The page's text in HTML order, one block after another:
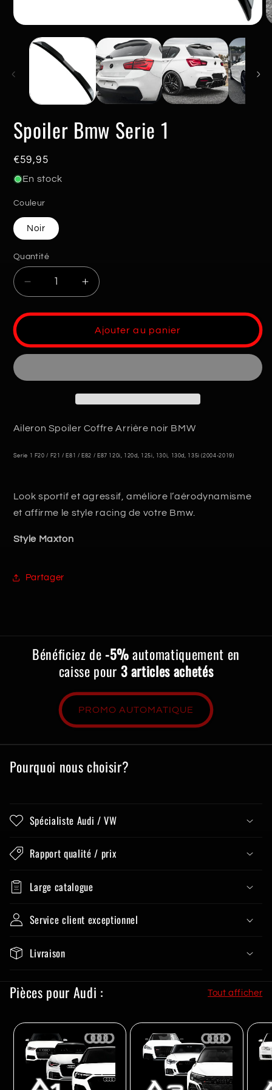
média
une
modale
Spoiler Bmw Serie 1
Prix
habituel
€59,95
En stock
Couleur
Noir
Quantité
Quantité
Réduire
la
quantité
Spoiler
Bmw
1
Augmenter
la
quantité
de
Bmw
1
Ajouter au panier
Aileron Spoiler Coffre Arrière noir BMW
Serie 1 F20 / F21 / E81 / E82 / E87 120i, 120d, 125i, 130i, 130d, 135i (2004-2019)
Look sportif et agressif, améliore l’aérodynamisme
et affirme le style racing de votre Bmw.
Style Maxton
Partager
Bénéficiez de-5%automatiquement en
caisse pour 3 articles achetés
PROMO AUTOMATIQUE
Pourquoi nous choisir?
Spécialiste Audi / VW
Rapport qualité / prix
Large catalogue
Service client exceptionnel
Livraison
Pièces pour Audi : Tout afficher